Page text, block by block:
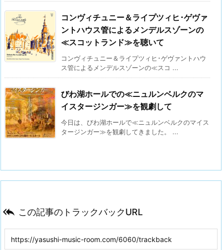
コンヴィチュニー＆ライプツィヒ･ゲヴァ
ントハウス管によるメンデルスゾーンの
≪スコットランド≫を聴いて
コンヴィチュニー＆ライプツィヒ･ゲヴァントハウ
ス管によるメンデルスゾーンの≪スコ ...
びわ湖ホールでの≪ニュルンベルクのマ
イスタージンガー≫を観劇して
今日は、びわ湖ホールで≪ニュルンベルクのマイス
タージンガー≫を観劇してきました。 ...
 この記事のトラックバックURL